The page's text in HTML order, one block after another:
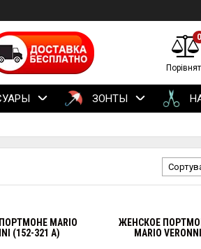
0
ЗОНТЫ
MARIO
(152-321 А)
ЖЕНСКОЕ
MARIO